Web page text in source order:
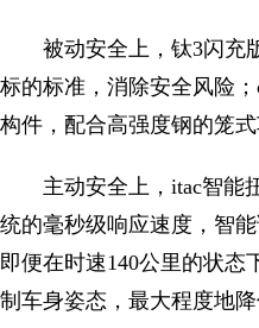
被动安全上，钛3闪充
标的标准，消除安全风险
构件，配合高强度钢的笼
主动安全上，itac智能
统的毫秒级响应速度，智
即便在时速140公里的状
制车身姿态，最大程度地